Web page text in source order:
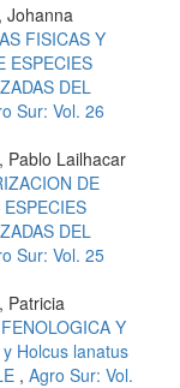
Johanna
FISICAS Y
ESPECIES
DEL
Sur: Vol. 26
Pablo Lailhacar
DE
DEL
Sur: Vol. 25
Patricia
Y
Holcus lanatus
, Agro Sur: Vol.